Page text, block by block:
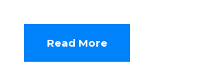
Read More